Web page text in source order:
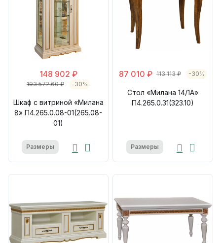
148 902 ₽
193 572.60 ₽ -30%
Шкаф с витриной «Милана
8» П4.265.0.08-01(265.08-
01)
Размеры
87 010 ₽ 113 113 ₽ -30%
Стол «Милана 14/1А»
П4.265.0.31(323.10)
Размеры